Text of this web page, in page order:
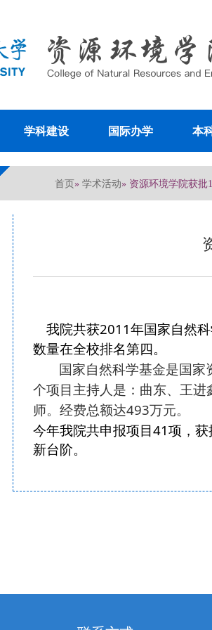
学科建设 国际办学 本
首页» 学术活动» 资源环境学院获批
我院共获2011年国家自然
数量在全校排名第四。
国家自然科学基金是国
个项目主持人是：曲东、王
师。经费总额达493万元。
今年我院共申报项目 41项，获
新台阶。